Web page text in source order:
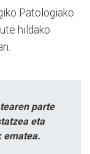
Patologiako
hildako
parte
eta
ematea.